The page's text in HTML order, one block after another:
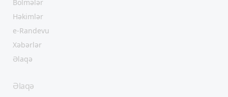
Bölmələr
Həkimlər
e-Randevu
Xəbərlər
Əlaqə
Əlaqə